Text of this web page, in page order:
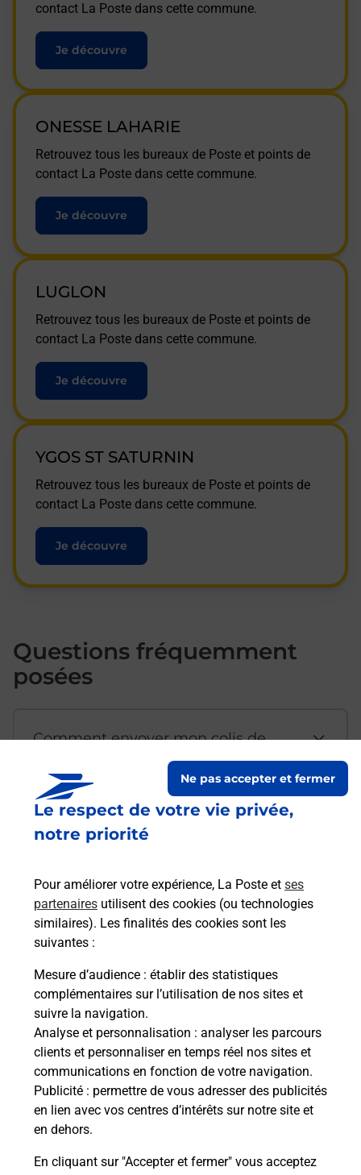
Le respect de votre vie privée,
notre priorité
Pour améliorer votre expérience, La Poste et ses
partenaires utilisent des cookies (ou technologies
similaires). Les finalités des cookies sont les
suivantes :
Mesure d’audience : établir des statistiques
complémentaires sur l’utilisation de nos sites et
suivre la navigation.
Analyse et personnalisation : analyser les parcours
clients et personnaliser en temps réel nos sites et
communications en fonction de votre navigation.
Publicité : permettre de vous adresser des publicités
en lien avec vos centres d’intérêts sur notre site et
en dehors.
En cliquant sur "Accepter et fermer" vous acceptez
Ne pas accepter et fermer
contact La Poste dans cette commune.
Je découvre
ONESSE LAHARIE
Retrouvez tous les bureaux de Poste et points de
contact La Poste dans cette commune.
Je découvre
LUGLON
Retrouvez tous les bureaux de Poste et points de
contact La Poste dans cette commune.
Je découvre
YGOS ST SATURNIN
Retrouvez tous les bureaux de Poste et points de
contact La Poste dans cette commune.
Je découvre
Questions fréquemment
posées
Comment envoyer mon colis de
Est-il possible d’acheter un
emballage directement depuis un
Comment demander une
modification de livraison ?
Comment La Poste participe-t-elle
à votre sécurité au quotidien ?
Puis-je passer mon code de la route
avec La Poste et sous quelles
conditions ?